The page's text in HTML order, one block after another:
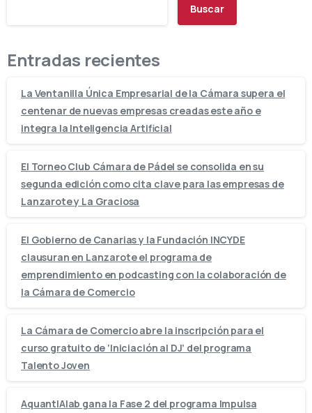
Buscar
Entradas recientes
La Ventanilla Única Empresarial de la Cámara supera el
centenar de nuevas empresas creadas este año e
integra la Inteligencia Artificial
El Torneo Club Cámara de Pádel se consolida en su
segunda edición como cita clave para las empresas de
Lanzarote y La Graciosa
El Gobierno de Canarias y la Fundación INCYDE
clausuran en Lanzarote el programa de
emprendimiento en podcasting con la colaboración de
la Cámara de Comercio
La Cámara de Comercio abre la inscripción para el
curso gratuito de ‘Iniciación al DJ’ del programa
Talento Joven
AquantIAlab gana la Fase 2 del programa Impulsa